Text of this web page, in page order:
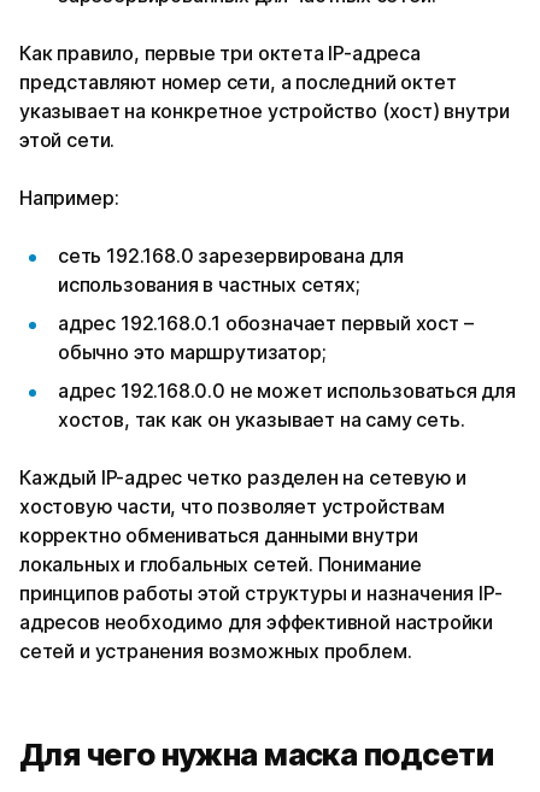
Как правило, первые три октета IP-адреса
представляют номер сети, а последний октет
указывает на конкретное устройство (хост) внутри
этой сети.
Например:
сеть 192.168.0 зарезервирована для
использования в частных сетях;
адрес 192.168.0.1 обозначает первый хост –
обычно это маршрутизатор;
адрес 192.168.0.0 не может использоваться для
хостов, так как он указывает на саму сеть.
Каждый IP-адрес четко разделен на сетевую и
хостовую части, что позволяет устройствам
корректно обмениваться данными внутри
локальных и глобальных сетей. Понимание
принципов работы этой структуры и назначения IP-
адресов необходимо для эффективной настройки
сетей и устранения возможных проблем.
Для чего нужна маска подсети